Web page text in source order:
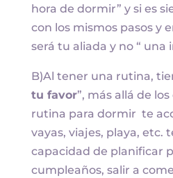
hora de dormir” y si es
con los mismos pasos y
será tu aliada y no “ una
B)Al tener una rutina,
tu favor”, más allá de
rutina para dormir te
vayas, viajes, playa, etc.
capacidad de planificar
cumpleaños, salir a